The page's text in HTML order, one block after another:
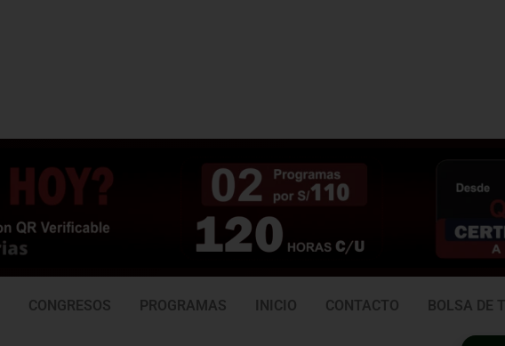
CONGRESOS PROGRAMAS INICIO CONTACTO BOLSA DE